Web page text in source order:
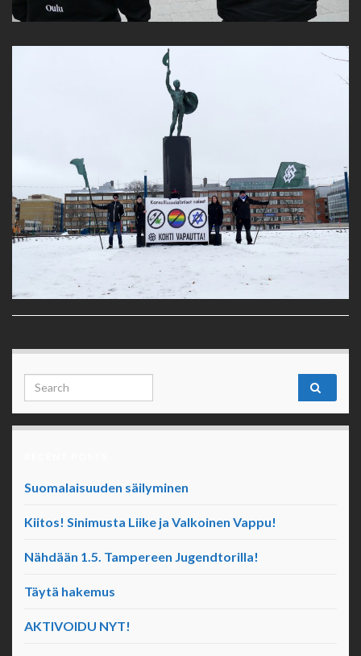
Search for:
Suomalaisuuden säilyminen
Kiitos! Sinimusta Liike ja Valkoinen Vappu!
Nähdään 1.5. Tampereen Jugendtorilla!
Täytä hakemus
AKTIVOIDU NYT!